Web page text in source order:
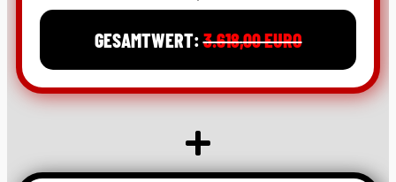
GESAMTWERT:3.618,00 EURO